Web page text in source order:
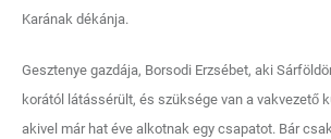
Karának dékánja.
Gesztenye gazdája, Borsodi Erzsébet, aki
korától látássérült, és szüksége van a vakvezető
akivel már hat éve alkotnak egy csapatot. Bár